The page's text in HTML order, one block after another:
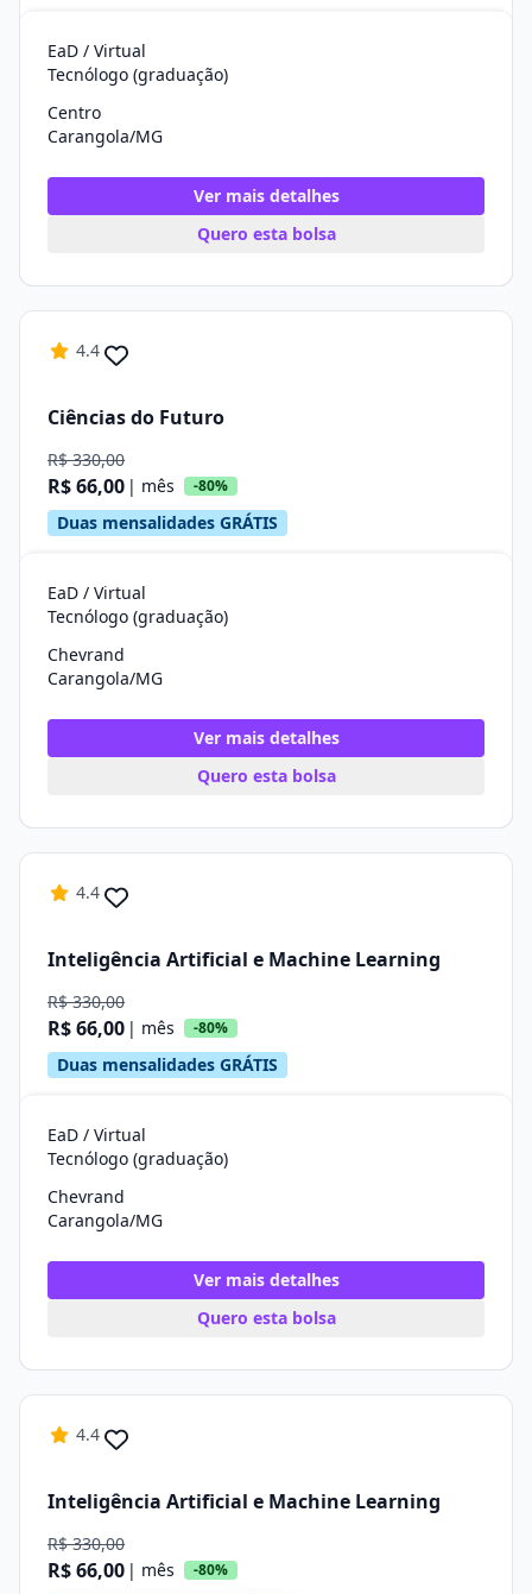
EaD / Virtual
Tecnólogo (graduação)
Centro
Carangola/MG
Ver mais detalhes
Quero esta bolsa
4.4
Ciências do Futuro
R$ 330,00
R$ 66,00 | mês -80%
Duas mensalidades GRÁTIS
EaD / Virtual
Tecnólogo (graduação)
Chevrand
Carangola/MG
Ver mais detalhes
Quero esta bolsa
4.4
Inteligência Artificial e Machine Learning
R$ 330,00
R$ 66,00 | mês -80%
Duas mensalidades GRÁTIS
EaD / Virtual
Tecnólogo (graduação)
Chevrand
Carangola/MG
Ver mais detalhes
Quero esta bolsa
4.4
Inteligência Artificial e Machine Learning
R$ 330,00
R$ 66,00 | mês -80%